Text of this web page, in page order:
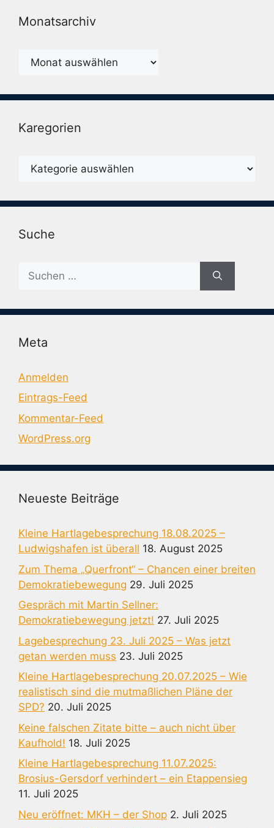
Monatsarchiv
Monatsarchiv
Karegorien
Karegorien
Suche
nach:
Meta
Anmelden
Eintrags-Feed
Kommentar-Feed
WordPress.org
Neueste Beiträge
Kleine Hartlagebesprechung 18.08.2025 –
Ludwigshafen ist überall 18. August 2025
Zum Thema „Querfront“ – Chancen einer breiten
Demokratiebewegung 29. Juli 2025
Gespräch mit Martin Sellner:
Demokratiebewegung jetzt! 27. Juli 2025
Lagebesprechung 23. Juli 2025 – Was jetzt
getan werden muss 23. Juli 2025
Kleine Hartlagebesprechung 20.07.2025 – Wie
realistisch sind die mutmaßlichen Pläne der
SPD? 20. Juli 2025
Keine falschen Zitate bitte – auch nicht über
Kaufhold! 18. Juli 2025
Kleine Hartlagebesprechung 11.07.2025:
Brosius-Gersdorf verhindert – ein Etappensieg
11. Juli 2025
Neu eröffnet: MKH – der Shop 2. Juli 2025